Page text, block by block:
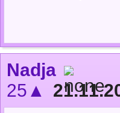
Nadja
25▲